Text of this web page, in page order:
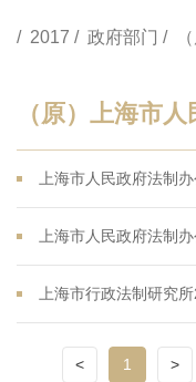
/ 2017 / 政府部门 / （
（原）上海市
上海市人民政府法制
上海市行政法制研究
< 1 >